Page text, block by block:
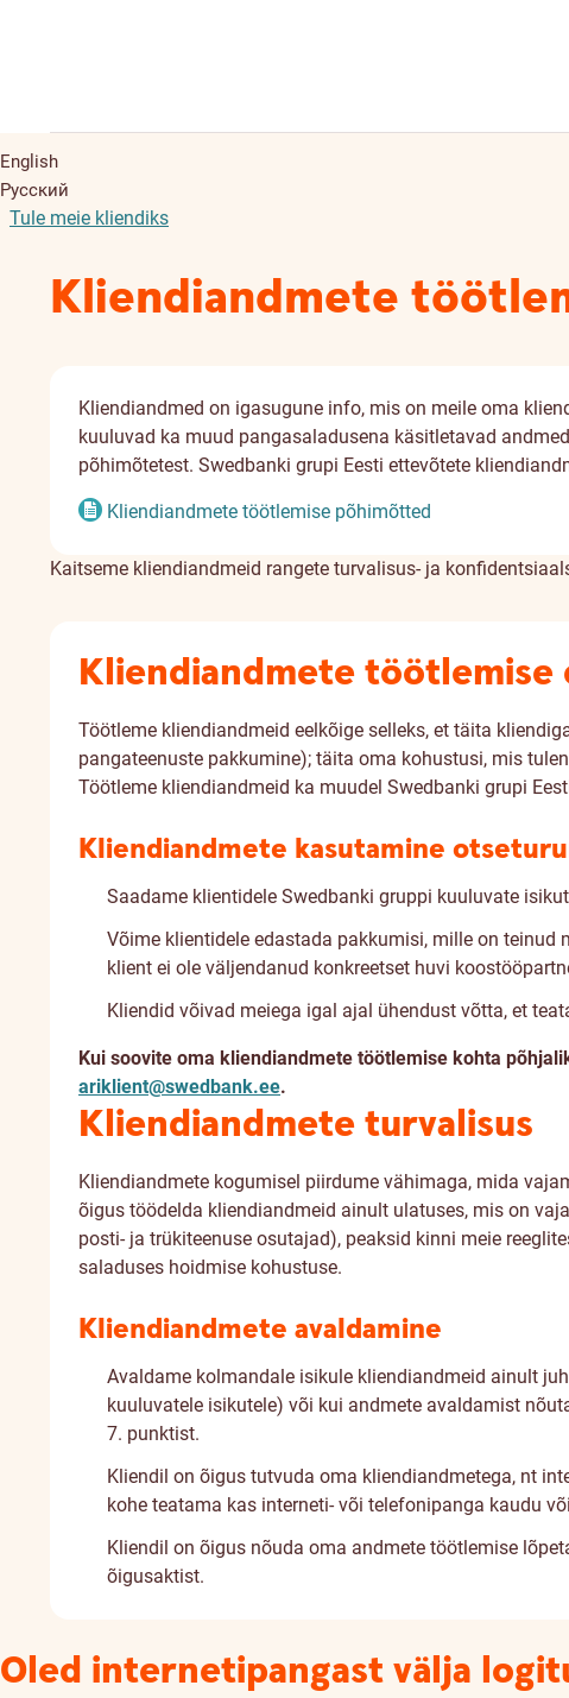
English
Русский
Tule meie kliendiks
Kliendiandmete
Kliendiandmed on igasugune info, mis on meile oma
kuuluvad ka muud pangasaladusena käsitletavad
põhimõtetest. Swedbanki grupi Eesti ettevõtete
Kliendiandmete töötlemise põhimõtted
Kaitseme kliendiandmeid rangete turvalisus- ja
Kliendiandmete töötlemise
Töötleme kliendiandmeid eelkõige selleks, et täita
pangateenuste pakkumine); täita oma kohustusi, mis
Töötleme kliendiandmeid ka muudel Swedbanki grupi
Kliendiandmete kasutamine
Saadame klientidele Swedbanki gruppi kuuluvate
Võime klientidele edastada pakkumisi, mille on
klient ei ole väljendanud konkreetset huvi
Kliendid võivad meiega igal ajal ühendust võtta, et
Kui soovite oma kliendiandmete töötlemise kohta
ariklient@swedbank.ee.
Kliendiandmete turvalisus
Kliendiandmete kogumisel piirdume vähimaga, mida
õigus töödelda kliendiandmeid ainult ulatuses, mis on
posti- ja trükiteenuse osutajad), peaksid kinni meie
saladuses hoidmise kohustuse.
Kliendiandmete avaldamine
Avaldame kolmandale isikule kliendiandmeid ainult
kuuluvatele isikutele) või kui andmete avaldamist
7. punktist.
Kliendil on õigus tutvuda oma kliendiandmetega, nt
kohe teatama kas interneti- või telefonipanga kaudu
Kliendil on õigus nõuda oma andmete töötlemise
õigusaktist.
Oled internetipangast välja